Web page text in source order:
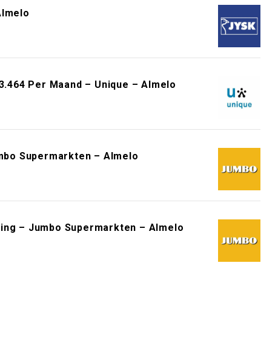
Per Maand – Unique – Almelo
Supermarkten – Almelo
– Jumbo Supermarkten – Almelo